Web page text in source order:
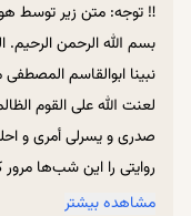
دلمان به چه چیز قرص
عاقبت کسانی که “خدای
چرا خدا بعضی اوقات
میوه این درخت
وقتی زاویه رزق عوض
آرامش را می‌خواهی؟
‼ توجه: متن زیر
بسم الله الرحمن الرحیم.
نبینا ابوالقاسم
لعنت الله علی القوم
صدری و یسرلی أمری و
روایتی را این شب‌ها
مورد شیطان بود و ابتدا
مشاهده بیشتر